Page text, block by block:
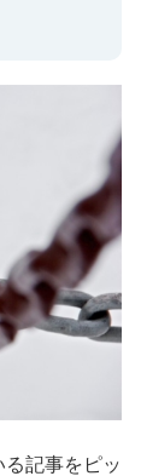
記事をピッ